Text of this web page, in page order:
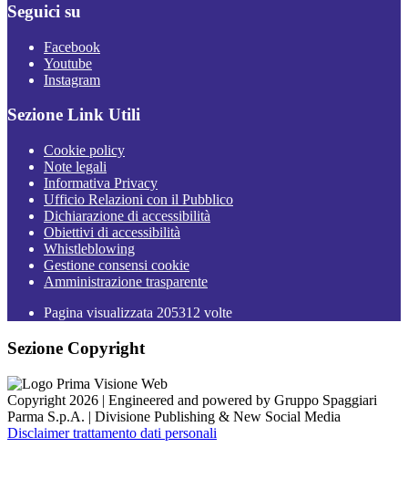
Seguici su
Facebook
Youtube
Instagram
Sezione Link Utili
Cookie policy
Note legali
Informativa Privacy
Ufficio Relazioni con il Pubblico
Dichiarazione di accessibilità
Obiettivi di accessibilità
Whistleblowing
Gestione consensi cookie
Amministrazione trasparente
Pagina visualizzata 205312 volte
Sezione Copyright
Copyright 2026 | Engineered and powered by Gruppo Spaggiari
Parma S.p.A. | Divisione Publishing & New Social Media
Disclaimer trattamento dati personali